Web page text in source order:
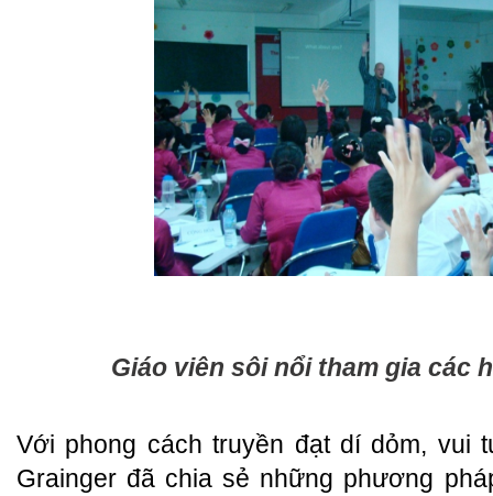
Giáo viên sôi nổi tham gia các
Với phong cách truyền đạt dí dỏm, vui
Grainger đã chia sẻ những phương